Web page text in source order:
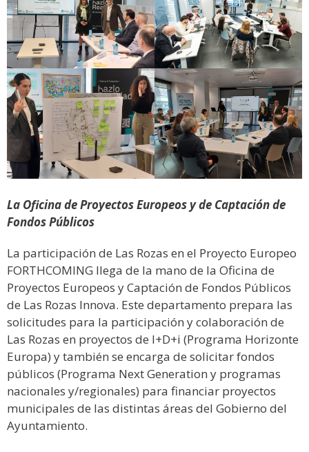
La Oficina de Proyectos Europeos y de Captación de
Fondos Públicos
La participación de Las Rozas en el Proyecto Europeo
FORTHCOMING llega de la mano de la Oficina de
Proyectos Europeos y Captación de Fondos Públicos
de Las Rozas Innova. Este departamento prepara las
solicitudes para la participación y colaboración de
Las Rozas en proyectos de I+D+i (Programa Horizonte
Europa) y también se encarga de solicitar fondos
públicos (Programa Next Generation y programas
nacionales y/regionales) para financiar proyectos
municipales de las distintas áreas del Gobierno del
Ayuntamiento.